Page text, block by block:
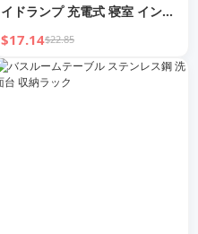
イドランプ 充電式 寝室 インス
タ風 若者向け 新インターネッ
ト有名人装飾 アンビエントライ
ト ファンシーアメリカン風
$17.14$22.85